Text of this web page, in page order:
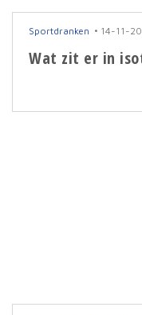
Sportdranken 14-11-
Wat zit er in